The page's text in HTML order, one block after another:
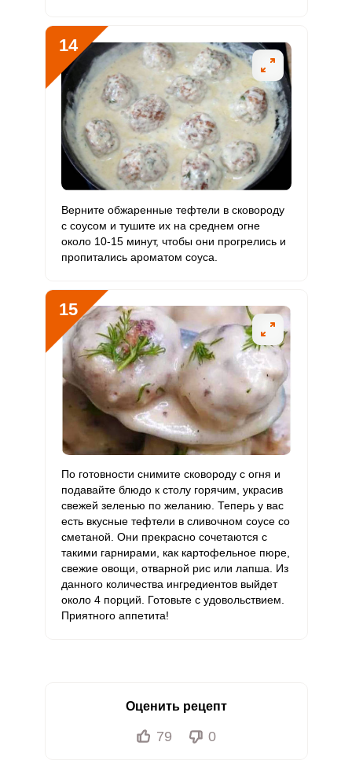
14
Верните обжаренные тефтели в сковороду
с соусом и тушите их на среднем огне
около 10-15 минут, чтобы они прогрелись и
пропитались ароматом соуса.
15
По готовности снимите сковороду с огня и
подавайте блюдо к столу горячим, украсив
свежей зеленью по желанию. Теперь у вас
есть вкусные тефтели в сливочном соусе со
сметаной. Они прекрасно сочетаются с
такими гарнирами, как картофельное пюре,
свежие овощи, отварной рис или лапша. Из
данного количества ингредиентов выйдет
около 4 порций. Готовьте с удовольствием.
Приятного аппетита!
Оценить рецепт
79 0